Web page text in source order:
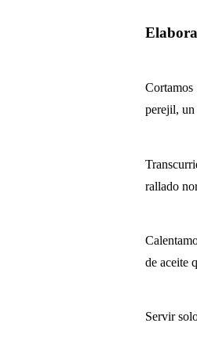
perejil,
rallado
de aceite
Servir